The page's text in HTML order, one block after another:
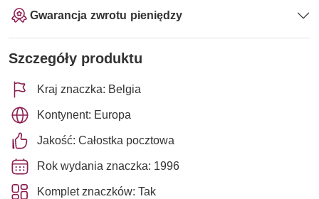
Gwarancja zwrotu pieniędzy
Szczegóły produktu
Kraj znaczka: Belgia
Kontynent: Europa
Jakość: Całostka pocztowa
Rok wydania znaczka: 1996
Komplet znaczków: Tak